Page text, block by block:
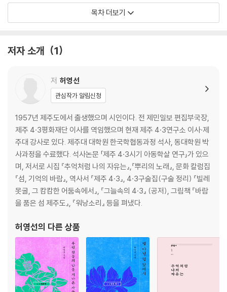
대한민국 국민이었으나 국민이 아니었던 그 시절,
수없는 꽃목숨들이 참혹하게 떠났습니다.
마침내 왜곡의 무덤을 뚫고 나와 파도처럼 솟구칩니다.
이 땅의 분단을 원치 않던 마지막 목소리입니다.
이제 70년, 4·3은 반드시 정의로운 해결을 위해 나가야 할,
대한민국의 엄정한 역사입니다.”
‘살암시민, 살아진다’는 제주 민중이
온몸으로 써내려간 ‘4·3’ 연대기
《제주4·3을 묻는 너에게》는 쉽게 읽히는 책이 아니다. 어려워서가 아니다.
오히려 시인인 지은이가 지극히 쉬운 문체로, 말하듯이 독자들에게 들려주
는 4·3이야기다. 하지만 한 자, 한 줄, 한 쪽을 허투루 지나치기가 어려운
깊이를 글의 안팎에 담고 있다. 지은이는 4·3의 발단과 전개, 그 끝나지 않
지도 담아냈다. 지은이 역시 그들 중 한 명이기에 독자는 더 가슴 저미는 생
생함을 느낄 것이다.
저자는 8년 전 ‘민주화운동기념사업회’에서 출간되어 일본과 중국에서도
번역 출간된 《제주4·3》에 더하여 집단 학살의 증언과, 특히 역사의 혼돈
속에서 가장 피해를 입은 아이들과 여성들이 당한 고통을 증언과 함께 깊
이 있게 다루었다. 또한 강요배 화백의 ‘4ㆍ3 연작’ 가운데 여러 작품이 들
대흉년, 넘기 힘든 보릿고개
총파업!
03 폭풍 속으로
1948년 4월 3일!
‘메이데이’
04 잠 못 이루는 섬
거역하는 한라산
섬은 캄캄한 요새, 해안선을 봉쇄하라
포고령 “해안선으로부터 5킬로미터!”
젊은 것이 죄
초토화 작전, 중산간 마을 휩쓸다0
계엄령!
동백꽃 목숨들
일본으로 떠나는 사람들
일본에서 돌아와 죽은 사람들, 떠난 사람들
영원처럼 길었던 겨울
목차 더보기
저자 소개 1
저 허영선
관심작가 알림신청
1957년 제주도에서 출생했으며 시인이다. 전 제민일보 편집부국장,
제주 4·3평화재단 이사를 역임했으며 현재 제주 4·3연구소 이사·제
주대 강사로 있다. 제주대 대학원 한국학협동과정 석사, 동대학원 박
사과정을 수료했다. 석사논문 「제주 4·3시기 아동학살 연구」가 있으
며, 저서로 시집 『추억처럼 나의 자유는』,『뿌리의 노래』, 문화 칼럼집
『섬, 기억의 바람』, 역사서 『제주 4·3』, 4·3구술집(구술 정리) 『빌레
못굴, 그 캄캄한 어둠속에서』, 『그늘속의 4·3』 (공저), 그림책 『바람
을 품은 섬 제주도』, 『워낭소리』 등을 펴냈다.
허영선의 다른 상품